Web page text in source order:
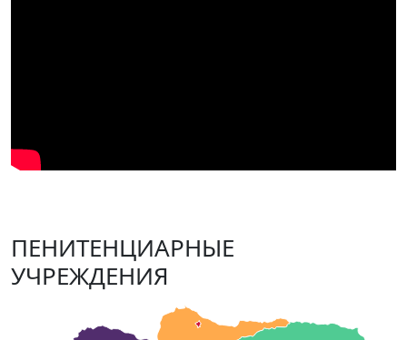
ПЕНИТЕНЦИАРНЫЕ
УЧРЕЖДЕНИЯ